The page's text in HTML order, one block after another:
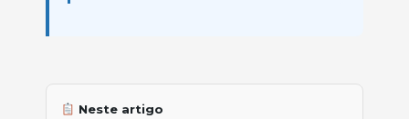
Neste artigo